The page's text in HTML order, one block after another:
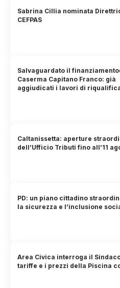
Sabrina Cillia nominata
CEFPAS
Salvaguardato il
Caserma Capitano Franco: già
aggiudicati i lavori di
Caltanissetta: aperture
dell’Ufficio Tributi fino all’11
PD: un piano cittadino
la sicurezza e l’inclusione
Area Civica interroga il
tariffe e i prezzi della Piscina